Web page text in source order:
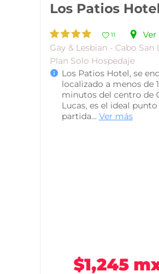
Los Patios Hotel
11
Ver
Gay & Lesbian - Cabo San
Plan Solo Hospedaje
Los Patios Hotel, se
localizado a menos de
minutos del centro de
Lucas, es el ideal punto
partida... Ver más
$1,245